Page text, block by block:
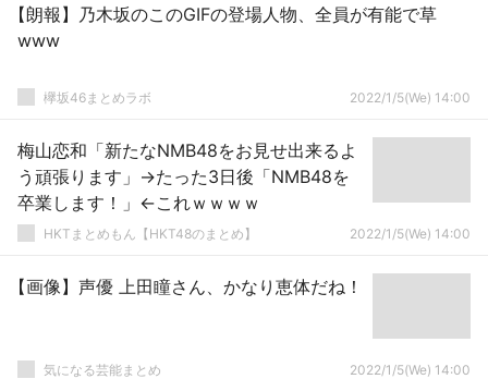
【朗報】乃木坂のこのGIFの登場人物、全員が有能で草
www
欅坂46まとめラボ 2022/1/5(We) 14:00
梅山恋和「新たなNMB48をお見せ出来るよ
う頑張ります」→たった3日後「NMB48を
卒業します！」←これｗｗｗｗ
HKTまとめもん【HKT48のまとめ】 2022/1/5(We) 14:00
【画像】声優 上田瞳さん、かなり恵体だね！
気になる芸能まとめ 2022/1/5(We) 14:00